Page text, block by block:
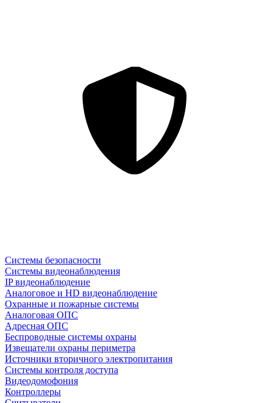
Системы безопасности
Системы видеонаблюдения
IP видеонаблюдение
Аналоговое и HD видеонаблюдение
Охранные и пожарные системы
Аналоговая ОПС
Адресная ОПС
Беспроводные системы охраны
Извещатели охраны периметра
Источники вторичного электропитания
Системы контроля доступа
Видеодомофония
Контроллеры